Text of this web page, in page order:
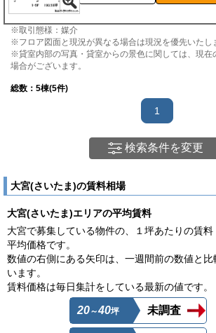
※取引態様：媒介
※フロア図面と現況が異なる場合は現況を優先いたし
※貸室内部の写真・貸室からの景色に関しては、現在
場合がございます。
総数： 5棟(5件)
1
検索条件を変更
大宮(さいたま)の賃料相場
大宮(さいたま)エリアの平均賃料
大宮で募集している物件の、１坪あたりの賃
平均価格です。
数値の右側にある矢印は、一週間前の数値と
います。
賃料価格は毎日集計をしている最新の値です。
20～40坪 未調査